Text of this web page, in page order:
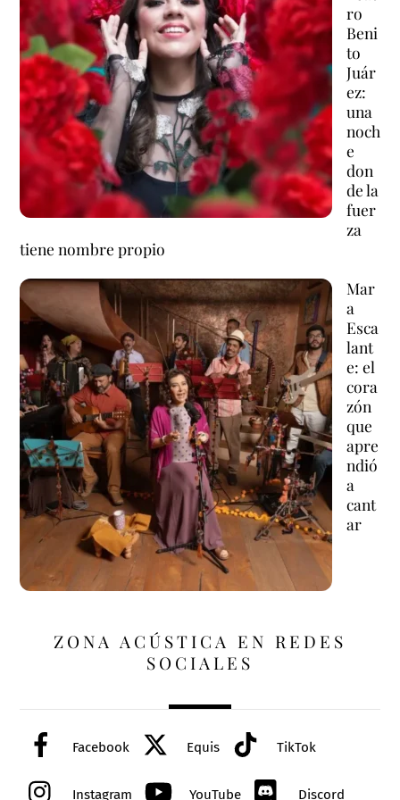
ro
Beni
to
Juár
ez:
una
noch
e
don
de la
fuer
za
tiene nombre propio
Mar
a
Esca
lant
e: el
cora
zón
que
apre
ndió
a
cant
ar
ZONA ACÚSTICA EN REDES
SOCIALES
Facebook Equis TikTok
Instagram YouTube Discord